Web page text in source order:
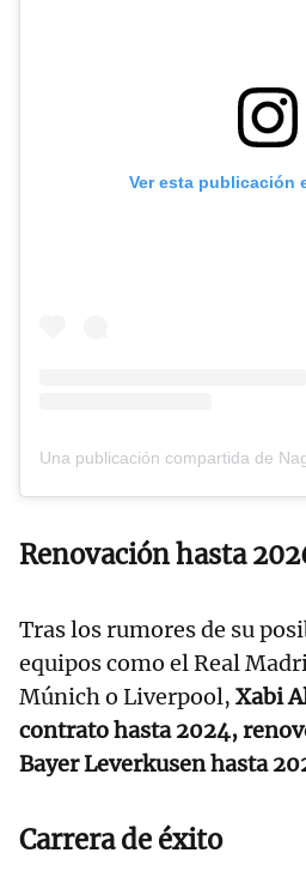
Ver esta publicación
Renovación hasta
Tras los rumores de su
equipos como el Real
Múnich o Liverpool, Xabi
contrato hasta 2024,
Bayer Leverkusen hasta
Carrera de éxito